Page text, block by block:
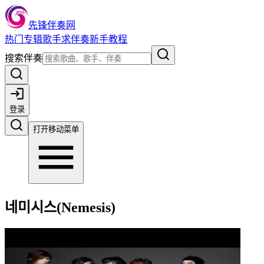
先锋伴奏网
热门 专辑歌手求伴奏新手教程
搜索伴奏
登录
打开移动菜单
네미시스(Nemesis)